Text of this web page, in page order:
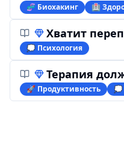
🧬 Биохакинг 🏥
Хватит
💭 Психология
Терапия
🚀 Продуктивность 💭